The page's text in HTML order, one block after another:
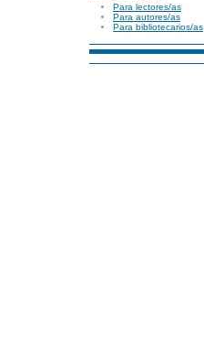
Para lectores/as
Para autores/as
Para bibliotecarios/as